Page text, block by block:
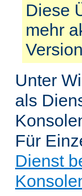
Diese
mehr
Unter
als
Für
Dienst